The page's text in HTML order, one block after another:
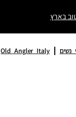
בארץ
נשים Old Angler Italy